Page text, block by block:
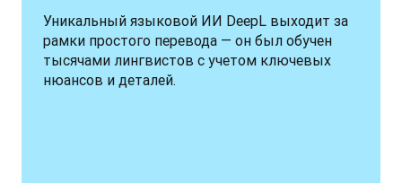
Уникальный языковой ИИ DeepL выходит за
рамки простого перевода — он был обучен
тысячами лингвистов с учетом ключевых
нюансов и деталей.